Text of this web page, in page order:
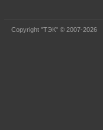
Copyright "ТЭК" © 2007-2026